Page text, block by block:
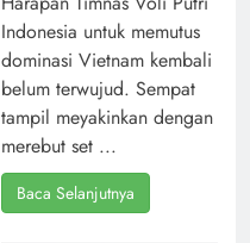
Indonesia untuk memutus
dominasi Vietnam kembali
belum terwujud. Sempat
tampil meyakinkan dengan
merebut set ...
Baca Selanjutnya